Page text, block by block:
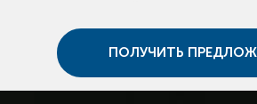
ПОЛУЧИТЬ